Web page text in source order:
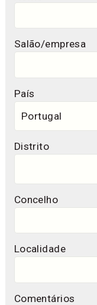
Salão/empresa
País
Distrito
Concelho
Localidade
Comentários